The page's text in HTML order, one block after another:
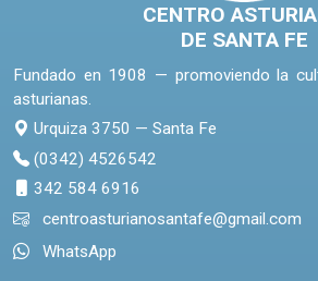
CENTRO
DE SANTA FE
Fundado en 1908 — promoviendo la
asturianas.
Urquiza 3750 — Santa Fe
(0342) 4526542
342 584 6916
centroasturianosantafe@gmail.com
WhatsApp